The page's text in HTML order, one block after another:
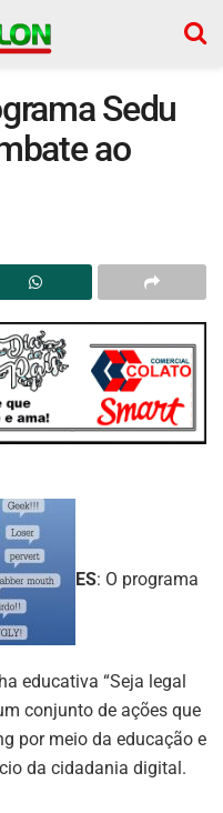
Sedu
ao
ES: O programa
educativa “Seja legal
conjunto de ações que
por meio da educação e
da cidadania digital.